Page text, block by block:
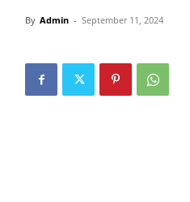
By Admin - September 11, 2024